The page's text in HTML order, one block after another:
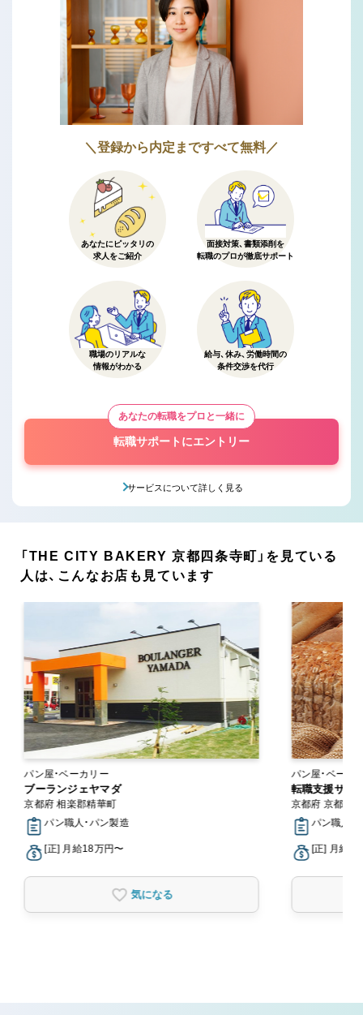
＼登録から内定まですべて無料／
あなたにピッタリの
求人をご紹介
面接対策、書類添削を
転職のプロが徹底サポート
職場のリアルな
情報がわかる
給与、休み、労働時間の
条件交渉を代行
あなたの転職をプロと一緒に
転職サポートにエントリー
サービスについて詳しく見る
「THE CITY BAKERY 京都四条寺町」を見ている
人は、こんなお店も見ています
パン屋・ベーカリー
ブーランジェヤマダ
京都府 相楽郡精華町
パン職人・パン製造
[正] 月給18万円〜
気になる
転職支援サー
京都府 京都市
パン職人・
[正] 月給